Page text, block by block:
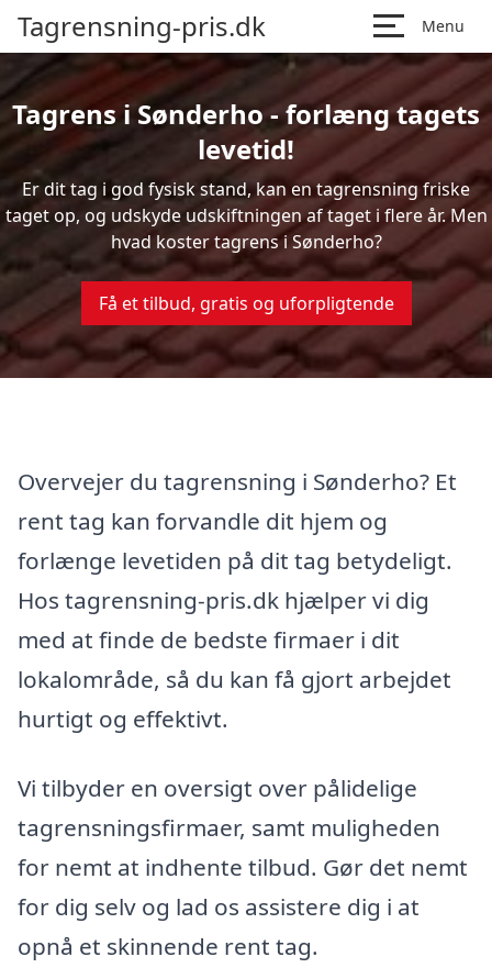
Tagrensning-pris.dk Menu
Tagrens i Sønderho - forlæng tagets
levetid!
Er dit tag i god fysisk stand, kan en tagrensning friske
taget op, og udskyde udskiftningen af taget i flere år. Men
hvad koster tagrens i Sønderho?
Få et tilbud, gratis og uforpligtende
Overvejer du tagrensning i Sønderho? Et
rent tag kan forvandle dit hjem og
forlænge levetiden på dit tag betydeligt.
Hos tagrensning-pris.dk hjælper vi dig
med at finde de bedste firmaer i dit
lokalområde, så du kan få gjort arbejdet
hurtigt og effektivt.
Vi tilbyder en oversigt over pålidelige
tagrensningsfirmaer, samt muligheden
for nemt at indhente tilbud. Gør det nemt
for dig selv og lad os assistere dig i at
opnå et skinnende rent tag.